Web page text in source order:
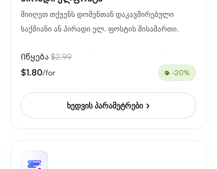
მიიღეთ თქვენს დომენთან დაკავშირებული
საქმიანი ან პირადი ელ. ფოსტის მისამართი.
Იწყება $2.99
$1.80/for -20%
ხედვის პარამეტრები